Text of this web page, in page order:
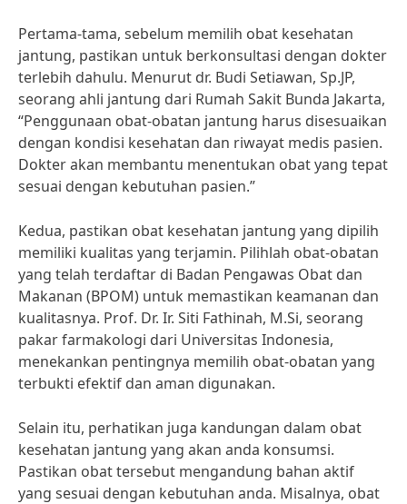
Pertama-tama, sebelum memilih obat kesehatan
jantung, pastikan untuk berkonsultasi dengan dokter
terlebih dahulu. Menurut dr. Budi Setiawan, Sp.JP,
seorang ahli jantung dari Rumah Sakit Bunda Jakarta,
“Penggunaan obat-obatan jantung harus disesuaikan
dengan kondisi kesehatan dan riwayat medis pasien.
Dokter akan membantu menentukan obat yang tepat
sesuai dengan kebutuhan pasien.”
Kedua, pastikan obat kesehatan jantung yang dipilih
memiliki kualitas yang terjamin. Pilihlah obat-obatan
yang telah terdaftar di Badan Pengawas Obat dan
Makanan (BPOM) untuk memastikan keamanan dan
kualitasnya. Prof. Dr. Ir. Siti Fathinah, M.Si, seorang
pakar farmakologi dari Universitas Indonesia,
menekankan pentingnya memilih obat-obatan yang
terbukti efektif dan aman digunakan.
Selain itu, perhatikan juga kandungan dalam obat
kesehatan jantung yang akan anda konsumsi.
Pastikan obat tersebut mengandung bahan aktif
yang sesuai dengan kebutuhan anda. Misalnya, obat